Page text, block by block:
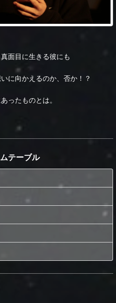
面目に生きる彼にも
に向かえるのか、否か！？
ったものとは。
テーブル